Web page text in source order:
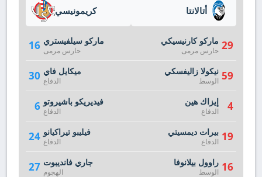
كريمونيسي
16 ماركو سيلفيستري
حارس مرمى
30 ميكايل فاي
الدفاع
6 فيديريكو باشيروتو
الدفاع
24 فيليبو تيراكيانو
الدفاع
27 جاري فانديبوت
الهجوم
أتالانتا
29 ماركو كارنيسيكي
حارس مرمى
59 نيكولا زاليفسكي
الوسط
4 إيزاك هين
الدفاع
19 بيرات ديمسيتي
الدفاع
16 راوول بيلانوفا
الوسط